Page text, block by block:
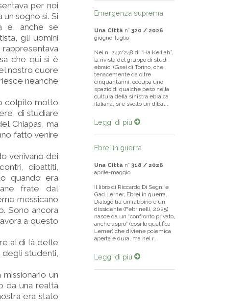
per noi
sogno sì. Si
e, anche se
gli uomini
che qui si è
nostro cuore
neanche
colpito molto
di studiare
Chiapas, ma
fatto venire
venivano dei
dibattiti,
quando era
frate dal
messicano
Sono ancora
a questo
al di là delle
studenti,
un
da una realtà
era stato
Emergenza suprema
Una Città n° 320 / 2026
giugno-luglio
Nei n. 247/248 di “Ha Keillah”,
la rivista del gruppo di studi
ebraici (Gse) di Torino, che,
tenacemente da oltre
cinquant’anni, occupa uno
spazio di qualche peso nella
cultura della sinistra ebraica
italiana, si è svolto un dibat...
Leggi di più
Ebrei in guerra
Una Città n° 318 / 2026
aprile-maggio
Il libro di Riccardo Di Segni e
Gad Lerner, Ebrei in guerra.
Dialogo tra un rabbino e un
dissidente (Feltrinelli, 2025)
nasce da un “confronto privato,
anche aspro” (così lo qualifica
Lerner) che diviene polemica
aperta e dura, ma nel r...
Leggi di più